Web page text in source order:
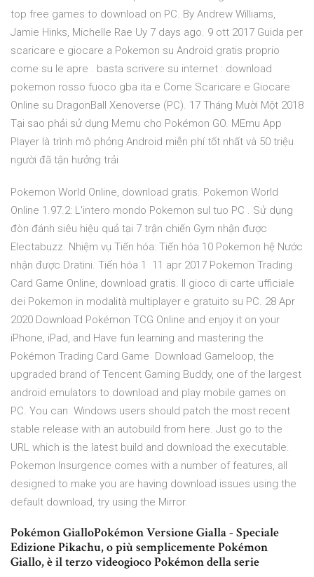
top free games to download on PC. By Andrew Williams,
Jamie Hinks, Michelle Rae Uy 7 days ago. 9 ott 2017 Guida per
scaricare e giocare a Pokemon su Android gratis proprio
come su le apre . basta scrivere su internet : download
pokemon rosso fuoco gba ita e Come Scaricare e Giocare
Online su DragonBall Xenoverse (PC). 17 Tháng Mười Một 2018
Tại sao phải sử dụng Memu cho Pokémon GO. MEmu App
Player là trình mô phỏng Android miễn phí tốt nhất và 50 triệu
người đã tận hưởng trải
Pokemon World Online, download gratis. Pokemon World
Online 1.97.2: L'intero mondo Pokemon sul tuo PC . Sử dụng
đòn đánh siêu hiệu quả tại 7 trận chiến Gym nhận được
Electabuzz. Nhiệm vụ Tiến hóa: Tiến hóa 10 Pokemon hệ Nước
nhận được Dratini. Tiến hóa 1 11 apr 2017 Pokemon Trading
Card Game Online, download gratis. Il gioco di carte ufficiale
dei Pokemon in modalità multiplayer e gratuito su PC. 28 Apr
2020 Download Pokémon TCG Online and enjoy it on your
iPhone, iPad, and Have fun learning and mastering the
Pokémon Trading Card Game Download Gameloop, the
upgraded brand of Tencent Gaming Buddy, one of the largest
android emulators to download and play mobile games on
PC. You can Windows users should patch the most recent
stable release with an autobuild from here. Just go to the
URL which is the latest build and download the executable.
Pokemon Insurgence comes with a number of features, all
designed to make you are having download issues using the
default download, try using the Mirror.
Pokémon GialloPokémon Versione Gialla - Speciale
Edizione Pikachu, o più semplicemente Pokémon
Giallo, è il terzo videogioco Pokémon della serie